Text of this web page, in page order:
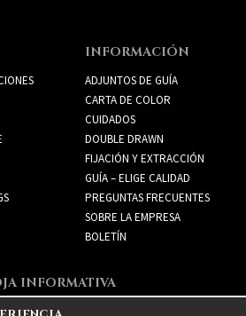
INFORMACIÓN
ADJUNTOS DE GUÍA
CARTA DE COLOR
CUIDADOS
DOUBLE DRAWN
FIJACIÓN Y EXTRACCIÓN
GUÍA – ELIGE CALIDAD
PREGUNTAS FRECUENTES
SOBRE LA EMPRESA
BOLETÍN
INFORMATIVA
las mejores ofertas